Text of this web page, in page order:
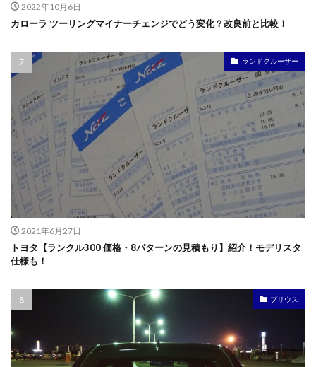
2022年10月6日
カローラ ツーリングマイナーチェンジでどう変化？改良前と比較！
ランドクルーザー
2021年6月27日
トヨタ【ランクル300 価格・8パターンの見積もり】紹介！モデリスタ
仕様も！
プリウス